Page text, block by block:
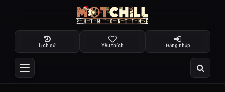
Lịch sử Yêu thích Đăng nhập